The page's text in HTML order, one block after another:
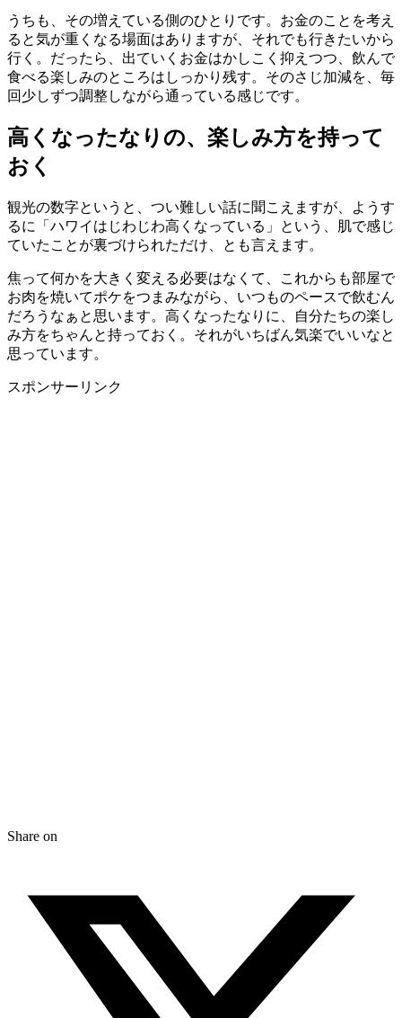
うちも、その増えている側のひとりです。お金のことを考え
ると気が重くなる場面はありますが、それでも行きたいから
行く。だったら、出ていくお金はかしこく抑えつつ、飲んで
食べる楽しみのところはしっかり残す。そのさじ加減を、毎
回少しずつ調整しながら通っている感じです。
高くなったなりの、楽しみ方を持って
おく
観光の数字というと、つい難しい話に聞こえますが、ようす
るに「ハワイはじわじわ高くなっている」という、肌で感じ
ていたことが裏づけられただけ、とも言えます。
焦って何かを大きく変える必要はなくて、これからも部屋で
お肉を焼いてポケをつまみながら、いつものペースで飲むん
だろうなぁと思います。高くなったなりに、自分たちの楽し
み方をちゃんと持っておく。それがいちばん気楽でいいなと
思っています。
スポンサーリンク
Share on